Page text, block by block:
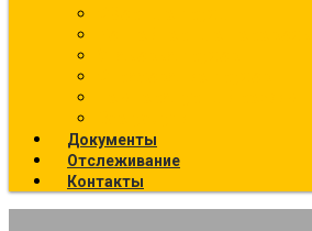
Документы
Отслеживание
Контакты